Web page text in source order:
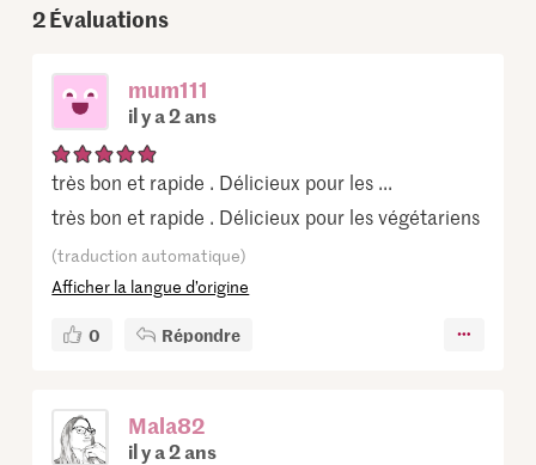
2Évaluations
mum111
il y a 2 ans
très bon et rapide . Délicieux pour les ...
très bon et rapide . Délicieux pour les végétariens
(traduction automatique)
Afficher la langue d’origine
0 Répondre
Mala82
il y a 2 ans